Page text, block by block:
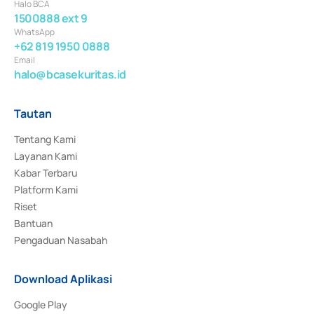
Halo BCA
1500888 ext 9
WhatsApp
+62 819 1950 0888
Email
halo@bcasekuritas.id
Tautan
Tentang Kami
Layanan Kami
Kabar Terbaru
Platform Kami
Riset
Bantuan
Pengaduan Nasabah
Download Aplikasi
Google Play